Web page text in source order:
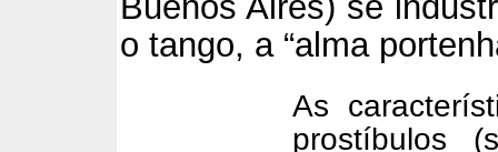
o tango, a “alma
As
prostíbulos